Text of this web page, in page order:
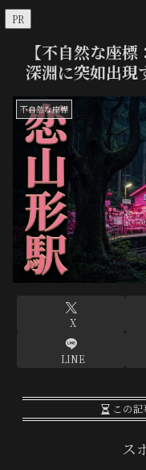
PR
【不自然な座
深淵に突如出現
不自然な座標
X
LINE
この
ス